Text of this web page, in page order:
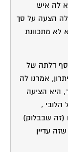
לה איש
לה הצעה על סך
לא מתכוונת
סף דלתה של
אמרנו לה
היא הציעה
הלובי ,
(זה שבבלוק)
עדיין